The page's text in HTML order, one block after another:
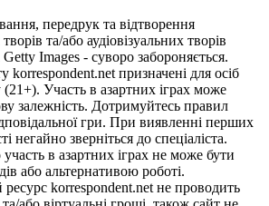
передрук та відтворення
та/або аудіовізуальних творів
Images - суворо забороняється.
korrespondent.net призначені для осіб
Участь в азартних іграх може
залежність. Дотримуйтесь правил
гри. При виявленні перших
негайно зверніться до спеціаліста.
в азартних іграх не може бути
або альтернативою роботі.
korrespondent.net не проводить